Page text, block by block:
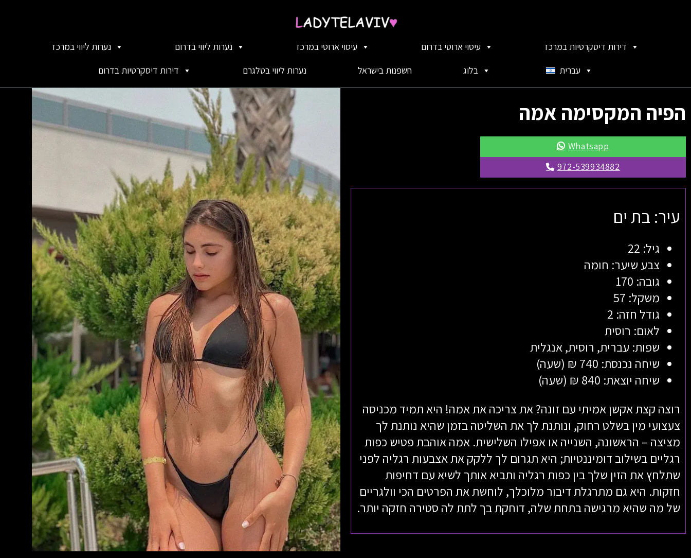
נערות ליווי במרכז נערות ליווי בדרום עיסוי ארוטי במרכז עיסוי ארוטי בדרום
דירות דיסקרטיות במרכז
דירות דיסקרטיות בדרום
נערות ליווי בטלגרם חשפנות בישראל בלוג עברית
הפיה המקסימה אמה
Whatsapp
972-539934882
עיר: בת ים
גיל: 22
צבע שיער: חומה
גובה: 170
משקל: 57
גודל חזה: 2
לאום: רוסית
שפות: עברית, רוסית, אנגלית
שיחה נכנסת: 740 ₪ (שעה)
שיחה יוצאת: 840 ₪ (שעה)
רוצה קצת אקשן אמיתי עם זונה? את צריכה את אמה! היא תמיד מכניסה
צעצועי מין בשלט רחוק, ונותנת לך את השליטה בזמן שהיא נותנת לך
מציצה – הראשונה, השנייה או אפילו השלישית. אמה אוהבת פטיש כפות
רגליים בשילוב דומיננטיות; היא תגרום לך ללקק את אצבעות רגליה לפני
שתלחץ את הזין שלך בין כפות רגליה ותביא אותך לשיא עם דחיפות
חזקות. היא גם מתרגלת דיבור מלוכלך, לוחשת את הפרטים הכי וולגריים
של מה שהיא מרגישה בתחת שלה, דוחקת בך לתת לה סטירה חזקה יותר.